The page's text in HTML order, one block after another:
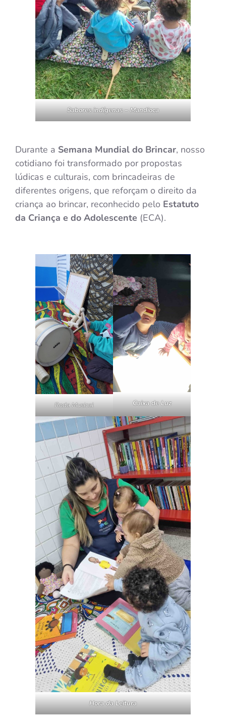
Sabores indígenas – Mandioca
Durante a Semana Mundial do Brincar, nosso
cotidiano foi transformado por propostas
lúdicas e culturais, com brincadeiras de
diferentes origens, que reforçam o direito da
criança ao brincar, reconhecido pelo Estatuto
da Criança e do Adolescente (ECA).
Roda Musical Caixa de Luz
Hora da Leitura